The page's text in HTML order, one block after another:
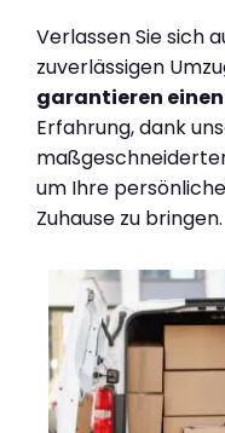
Verlassen Sie sich
zuverlässigen
garantieren
Erfahrung, dank
um Ihre
Zuhause zu bringen.